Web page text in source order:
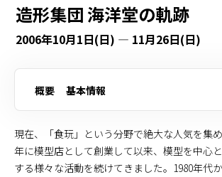
造形集団 海洋堂の軌跡
2006年10月1日(日) — 11月26日(日)
概要 基本情報
現在、「食玩」という分野で絶大な人気を集
年に模型店として創業して以来、模型を中心
する様々な活動を続けてきました。1980年代